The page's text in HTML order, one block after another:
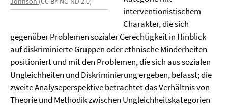
interventionistischem
Charakter, die sich
gegenüber Problemen sozialer Gerechtigkeit in Hinblick
auf diskriminierte Gruppen oder ethnische Minderheiten
positioniert und mit den Problemen, die sich aus sozialen
Ungleichheiten und Diskriminierung ergeben, befasst; die
zweite Analyseperspektive betrachtet das Verhältnis von
Theorie und Methodik zwischen Ungleichheitskategorien